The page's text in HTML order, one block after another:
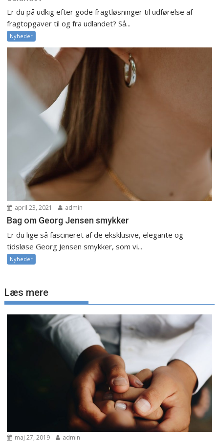
Er du på udkig efter gode fragtløsninger til udførelse af
fragtopgaver til og fra udlandet? Så...
Nyheder
april 23, 2021 admin
Bag om Georg Jensen smykker
Er du lige så fascineret af de eksklusive, elegante og
tidsløse Georg Jensen smykker, som vi...
Nyheder
Læs mere
maj 27, 2019 admin